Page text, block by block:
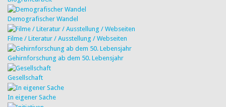
Demografischer Wandel
Filme / Literatur / Ausstellung / Webseiten
Gehirnforschung ab dem 50. Lebensjahr
Gesellschaft
In eigener Sache